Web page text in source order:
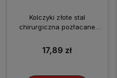
Kolczyki złote stal
chirurgiczna pozłacane
17,89 zł